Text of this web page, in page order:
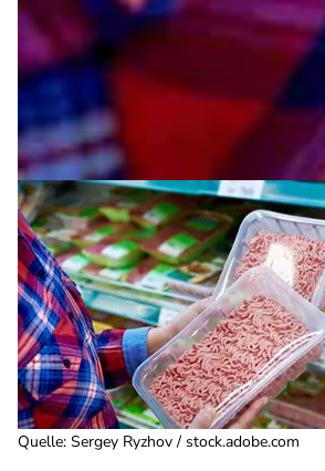
Quelle: Sergey Ryzhov / stock.adobe.com